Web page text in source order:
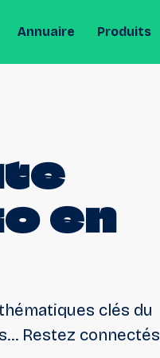
Annuaire Produits
en
clés du
Restez connectés